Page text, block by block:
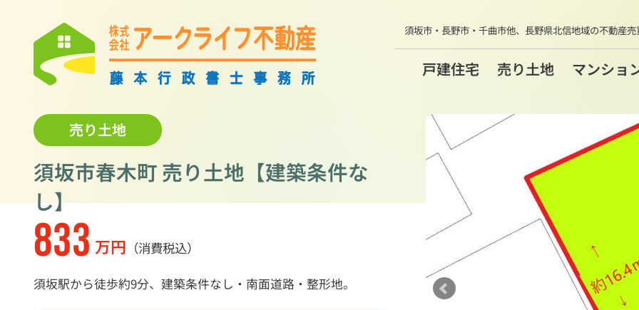
須坂市・長野市・千曲市他、 長野県北信地域の不動産
戸建住宅 売り土地 マンショ
売り土地
須坂市春木町 売り土地【建築条件な
し】
833 万円 （消費税込）
須坂駅から徒歩約9分、建築条件なし・南面道路・整形地。